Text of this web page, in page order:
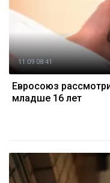
11.09 08:41
Евросоюз
младше 16 лет